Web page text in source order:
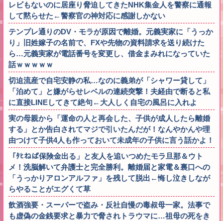
レビもないのに居座り脅迫してきたNHK集金人を警察に通報
して黙らせた←警察官の神対応に感謝しかない
テンプレ通りのDV・モラが原因で離婚。元義実家に「うっか
り」旧姓嫁子の名前で、FXや先物の資料請求を送り続けた
ら…元義実家が電話番号を変更し、借金まみれになっていた
話ｗｗｗｗｗ
切迫流産で自宅安静の私…なのに義弟が「シャワー貸して」
「泊めて」と嫌がらせレベルの連続突撃！夫経由で断ると私
に直接LINEしてきて絶句←大人しく自宅の風呂に入れよ
実の母親から「運命の人と再会した、子供が成人したら離婚
する」とか告白されてマジで引いたんだが！なんやかんや理
由つけて子供4人も作っておいて未成年の子供に言う話かよ！
「ﾀﾋねば保険金出る」と友人を追いつめたモラ旦那＆ウト
メ！洗脳解いて弁護士と完全勝利。離婚届と家電＆裏口への
「うっかりアロンアルファ」を残して脱出←悔し泣きしなが
らやることがエグくて草
飲酒強要・スーパーで盗み・反社自慢の毒叔母一家。法事で
も虚偽の金銭要求と暴力で脅されトラウマに…祖母の死をき